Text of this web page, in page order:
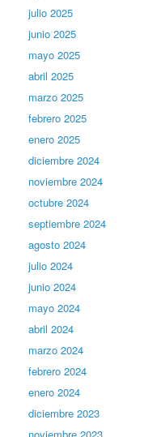
julio 2025
junio 2025
mayo 2025
abril 2025
marzo 2025
febrero 2025
enero 2025
diciembre 2024
noviembre 2024
octubre 2024
septiembre 2024
agosto 2024
julio 2024
junio 2024
mayo 2024
abril 2024
marzo 2024
febrero 2024
enero 2024
diciembre 2023
noviembre 2023